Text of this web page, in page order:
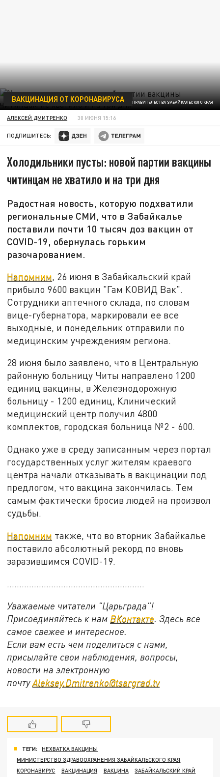
ФОТО ПРЕСС-СЛУЖБЫ ПРАВИТЕЛЬСТВА ЗАБАЙКАЛЬСКОГО КРАЯ
ВАКЦИНАЦИЯ ОТ КОРОНАВИРУСА
АЛЕКСЕЙ ДМИТРЕНКО 30 ИЮНЯ 15:16
ПОДПИШИТЕСЬ:
Холодильники пусты: новой партии вакцины
читинцам не хватило и на три дня
Радостная новость, которую подхватили
региональные СМИ, что в Забайкалье
поставили почти 10 тысяч доз вакцин от
COVID-19, обернулась горьким
разочарованием.
Напомним, 26 июня в Забайкальский край
прибыло 9600 вакцин "Гам КОВИД Вак".
Сотрудники аптечного склада, по словам
вице-губернатора, маркировали ее все
выходные, и понедельник отправили по
медицинским учреждениям региона.
28 июня было заявлено, что в Центральную
районную больницу Читы направлено 1200
единиц вакцины, в Железнодорожную
больницу - 1200 единиц, Клинический
медицинский центр получил 4800
комплектов, городская больница №2 - 600.
Однако уже в среду записанным через портал
государственных услуг жителям краевого
центра начали отказывать в вакцинации под
предлогом, что вакцина закончилась. Тем
самым фактически бросив людей на произвол
судьбы.
Напомним также, что во вторник Забайкалье
поставило абсолютный рекорд по вновь
заразившимся COVID-19.
Уважаемые читатели "Царьграда"!
Присоединяйтесь к нам ВКонтакте. Здесь все
самое свежее и интересное.
Если вам есть чем поделиться с нами,
присылайте свои наблюдения, вопросы,
новости на электронную
почтуAleksey.Dmitrenko@tsargrad.tv
ТЕГИ:
НЕХВАТКА ВАКЦИНЫ
МИНИСТЕРСТВО ЗДРАВООХРАНЕНИЯ ЗАБАЙКАЛЬСКОГО КРАЯ
КОРОНАВИРУС
ВАКЦИНАЦИЯ ВАКЦИНА
ЗАБАЙКАЛЬСКИЙ КРАЙ